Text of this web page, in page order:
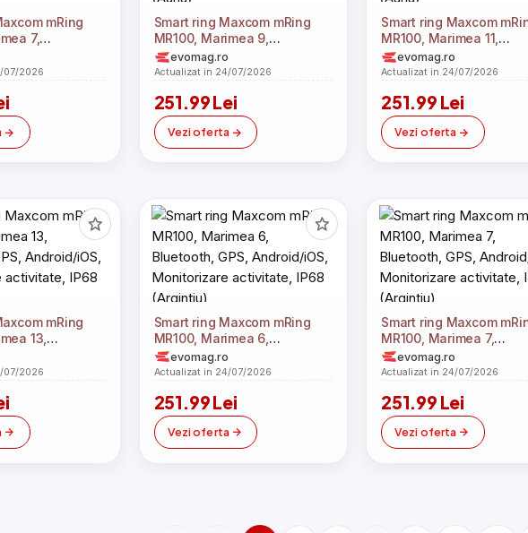
mRing
7,
Android/iOS,
IP68
07/2026
Smart ring Maxcom mRing
MR100, Marimea 9,
Bluetooth, GPS, Android/iOS,
Monitorizare activitate, IP68
evomag.ro
Actualizat in 24/07/2026
251.99 Lei
Vezi oferta
Smart ring Maxcom
MR100, Marimea 11,
Bluetooth, GPS, Android/
Monitorizare activitate,
evomag.ro
Actualizat in 24/07/2026
251.99 Lei
Vezi oferta
mRing
13,
Android/iOS,
IP68
07/2026
Smart ring Maxcom mRing
MR100, Marimea 6,
Bluetooth, GPS, Android/iOS,
Monitorizare activitate, IP68
evomag.ro
Actualizat in 24/07/2026
251.99 Lei
Vezi oferta
Smart ring Maxcom
MR100, Marimea 7,
Bluetooth, GPS, Android/
Monitorizare activitate,
evomag.ro
Actualizat in 24/07/2026
251.99 Lei
Vezi oferta